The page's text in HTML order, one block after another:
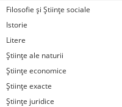
Periodice
Filosofie şi Ştiinţe sociale
Istorie
Litere
Ştiinţe ale naturii
Ştiinţe economice
Ştiinţe exacte
Ştiinţe juridice